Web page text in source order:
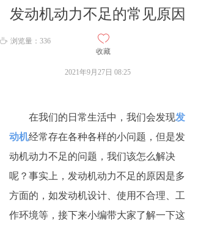
ꄀ
收藏
ꄘ 浏览量： 336
2021年9月27日 08:25
在我们的日常生活中，我们会发现发
动机经常存在各种各样的小问题，但是发
动机动力不足的问题，我们该怎么解决
呢？事实上，发动机动力不足的原因是多
方面的，如发动机设计、使用不合理、工
作环境等，接下来小编带大家了解一下这
发动机动力不足的常见原因